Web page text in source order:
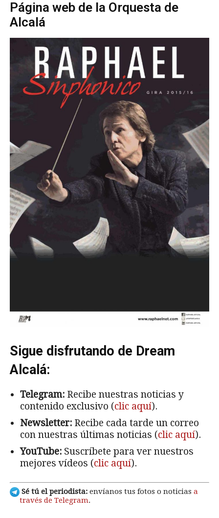
Página web de la Orquesta de
Alcalá
Sigue disfrutando de Dream
Alcalá:
Telegram: Recibe nuestras noticias y
contenido exclusivo (clic aquí).
Newsletter: Recibe cada tarde un correo
con nuestras últimas noticias (clic aquí).
YouTube: Suscríbete para ver nuestros
mejores vídeos (clic aquí).
Sé tú el periodista: envíanos tus fotos o noticias a
través de Telegram.